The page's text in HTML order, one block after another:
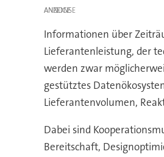
ANZEIGE
Informationen über
Lieferantenleistung, der
werden zwar
gestütztes
Lieferantenvolumen,
Dabei sind
Bereitschaft,